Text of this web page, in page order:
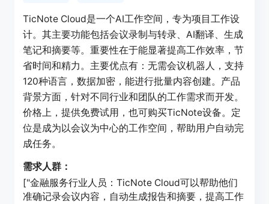
TicNote Cloud是一个AI工作空间，专为项目工作设
计。其主要功能包括会议录制与转录、AI翻译、生成
笔记和摘要等。重要性在于能显著提高工作效率，节
省时间和精力。主要优点有：无需会议机器人，支持
120种语言，数据加密，能进行批量内容创建。产品
背景方面，针对不同行业和团队的工作需求而开发。
价格上，提供免费试用，也可购买TicNote设备。定
位是成为以会议为中心的工作空间，帮助用户自动完
成任务。
需求人群：
["金融服务行业人员：TicNote Cloud可以帮助他们
准确记录会议内容，自动生成报告和摘要，提高工作